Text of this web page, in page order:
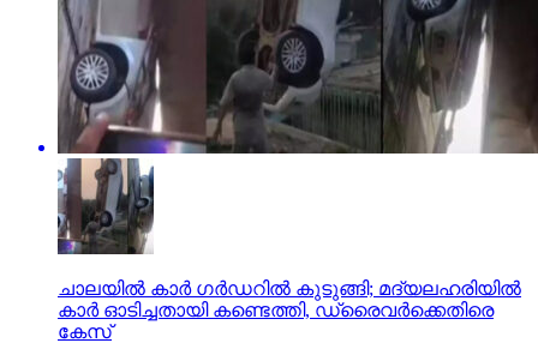
ചാലയിൽ കാർ ഗർഡറിൽ കുടുങ്ങി; മദ്യലഹരിയിൽ
കാർ ഓടിച്ചതായി കണ്ടെത്തി, ഡ്രൈവർക്കെതിരെ
കേസ്